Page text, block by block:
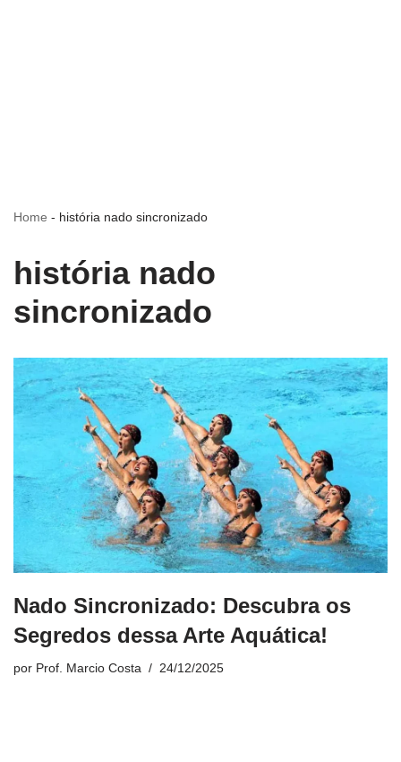
Home - história nado sincronizado
história nado
sincronizado
Nado Sincronizado: Descubra os
Segredos dessa Arte Aquática!
por Prof. Marcio Costa 24/12/2025